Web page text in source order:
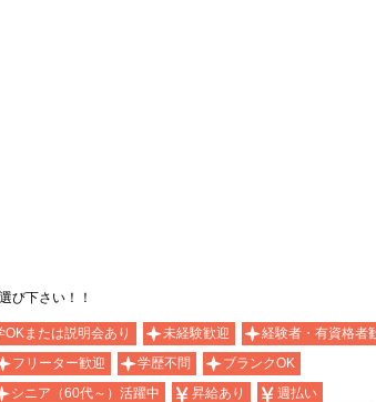
び下さい！！
OKまたは説明会あり 未経験歓迎
経験者・有資格者
フリーター歓迎 学歴不問
ブランクOK
シニア（60代～）活躍中 昇給あり
週払い